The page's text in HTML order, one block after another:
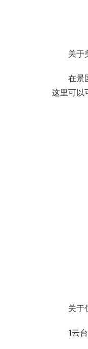
关于
在景
这里可以
关于
1云